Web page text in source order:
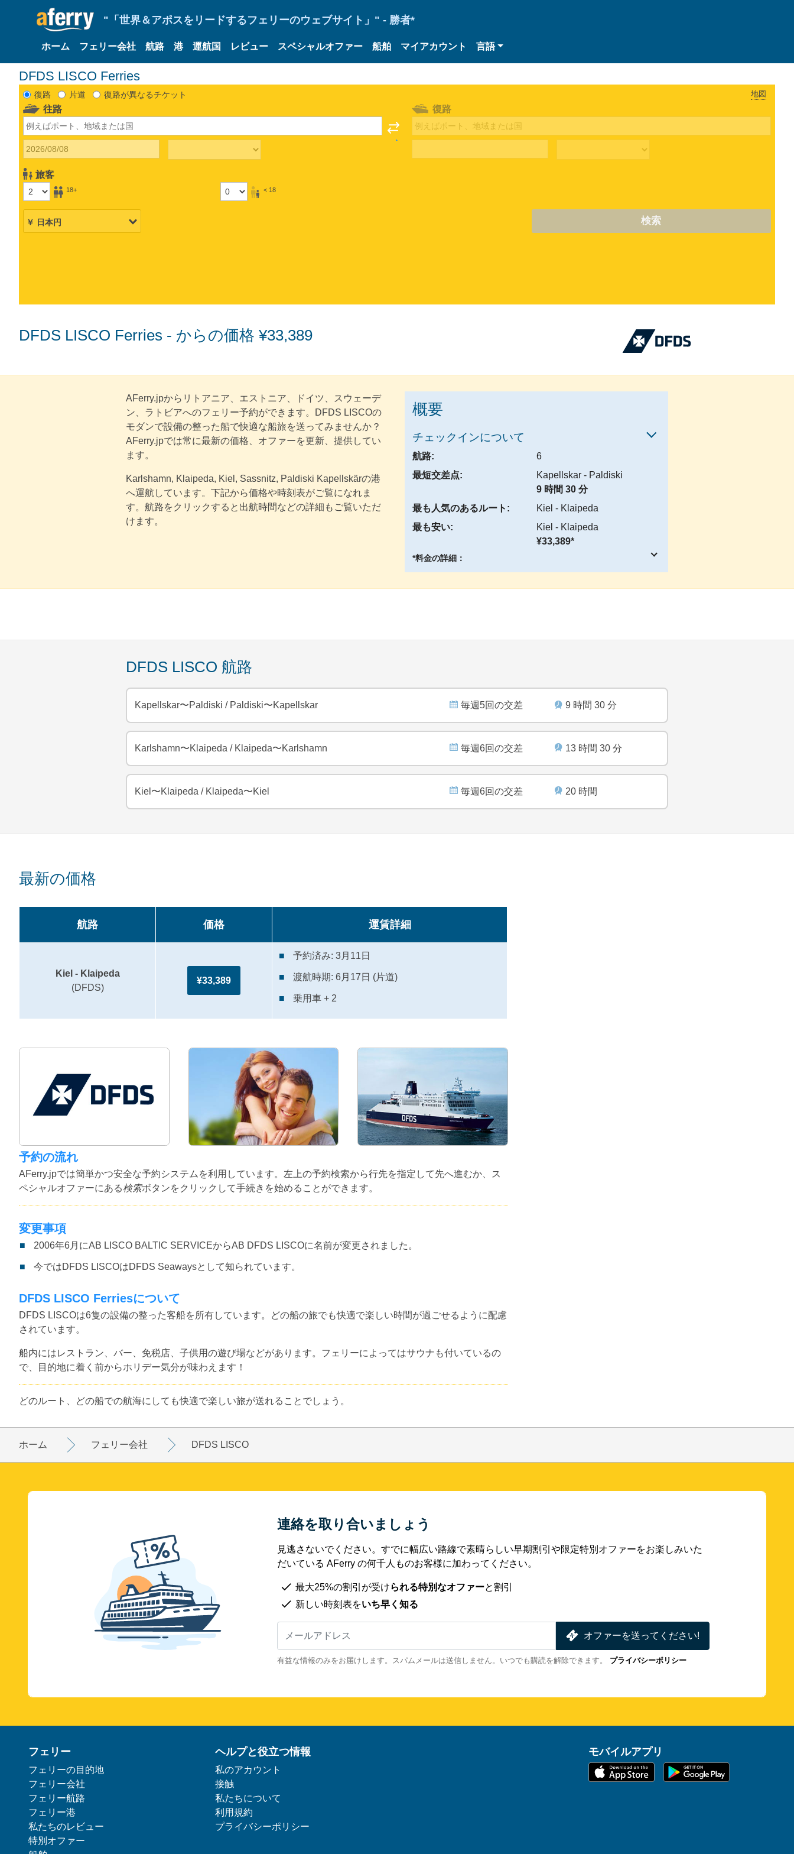
"「世界＆アポスをリードするフェリーのウェブサイト」" - 勝者*
ホーム フェリー会社 航路 港 運航国 レビュー スペシャルオファー 船舶 マイアカウント 言語
DFDS LISCO Ferries
復路 片道 復路が異なるチケット 地図
往路
旅客
18+ < 18
復路
検索
DFDS LISCO Ferries - からの価格 ¥33,389
AFerry.jpからリトアニア、エストニア、ドイツ、スウェーデ
ン、ラトビアへのフェリー予約ができます。DFDS LISCOの
モダンで設備の整った船で快適な船旅を送ってみませんか？
AFerry.jpでは常に最新の価格、オファーを更新、提供してい
ます。
Karlshamn, Klaipeda, Kiel, Sassnitz, Paldiski Kapellskärの港
へ運航しています。下記から価格や時刻表がご覧になれま
す。航路をクリックすると出航時間などの詳細もご覧いただ
けます。
概要
チェックインについて
航路:
6
最短交差点:
Kapellskar - Paldiski
9 時間 30 分
最も人気のあるルート:
Kiel - Klaipeda
最も安い:
Kiel - Klaipeda
¥33,389*
*料金の詳細：
DFDS LISCO 航路
Kapellskar〜Paldiski /Paldiski〜Kapellskar 毎週5回の交差 9 時間 30 分
Karlshamn〜Klaipeda /Klaipeda〜Karlshamn 毎週6回の交差 13 時間 30 分
Kiel〜Klaipeda /Klaipeda〜Kiel 毎週6回の交差 20 時間
最新の価格
航路 価格 運賃詳細
Kiel - Klaipeda
(DFDS)
¥33,389
予約済み: 3月11日
渡航時期: 6月17日 (片道)
乗用車 + 2
予約の流れ
AFerry.jpでは簡単かつ安全な予約システムを利用しています。左上の予約検索から行先を指定して先へ進むか、ス
ペシャルオファーにある検索ボタンをクリックして手続きを始めることができます。
変更事項
2006年6月にAB LISCO BALTIC SERVICEからAB DFDS LISCOに名前が変更されました。
今ではDFDS LISCOはDFDS Seawaysとして知られています。
DFDS LISCO Ferriesについて
DFDS LISCOは6隻の設備の整った客船を所有しています。どの船の旅でも快適で楽しい時間が過ごせるように配慮
されています。
船内にはレストラン、バー、免税店、子供用の遊び場などがあります。フェリーによってはサウナも付いているの
で、目的地に着く前からホリデー気分が味わえます！
どのルート、どの船での航海にしても快適で楽しい旅が送れることでしょう。
ホーム フェリー会社 DFDS LISCO
連絡を取り合いましょう
見逃さないでください。すでに幅広い路線で素晴らしい早期割引や限定特別オファーをお楽しみいた
だいている AFerry の何千人ものお客様に加わってください。
最大25%の割引が受けられる特別なオファーと割引
新しい時刻表をいち早く知る
オファーを送ってください!
有益な情報のみをお届けします。スパムメールは送信しません。いつでも購読を解除できます。 プライバシーポリシー
フェリー
フェリーの目的地
フェリー会社
フェリー航路
フェリー港
私たちのレビュー
特別オファー
ヘルプと役立つ情報
私のアカウント
接触
私たちについて
利用規約
プライバシーポリシー
モバイルアプリ